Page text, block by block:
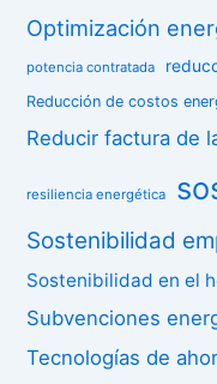
Optimización
potencia contratada
Reducción de costos
Reducir factura de
resiliencia energética
Sostenibilidad
Sostenibilidad en el
Subvenciones
Tecnologías de